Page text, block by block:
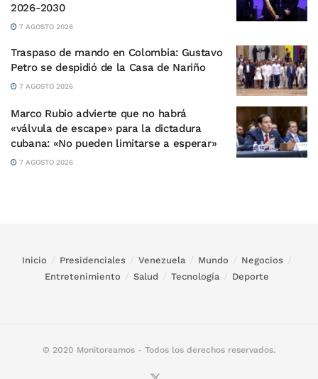
2026-2030
7 AGOSTO 2026
Traspaso de mando en Colombia: Gustavo
Petro se despidió de la Casa de Nariño
7 AGOSTO 2026
Marco Rubio advierte que no habrá
«válvula de escape» para la dictadura
cubana: «No pueden limitarse a esperar»
7 AGOSTO 2026
Inicio Presidenciales Venezuela Mundo
Negocios
Entretenimiento
Salud Tecnología Deporte
© 2020 Monitoreamos - Todos los derechos reservados.